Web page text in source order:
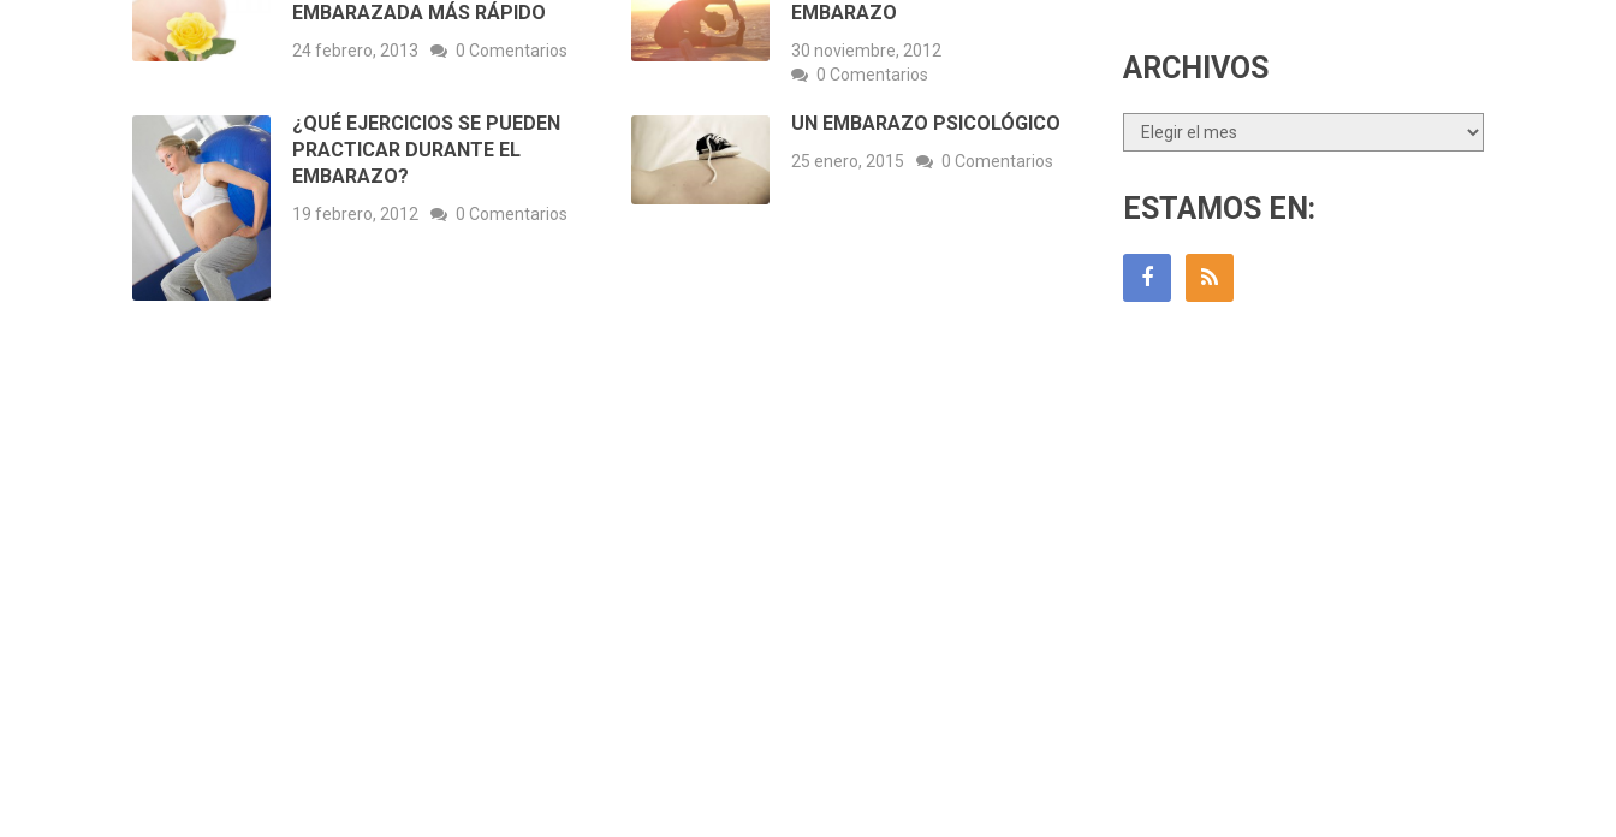
EMBARAZADA MÁS RÁPIDO
24 febrero, 2013 0 Comentarios
EMBARAZO
30 noviembre, 2012
0 Comentarios
¿QUÉ EJERCICIOS SE PUEDEN
PRACTICAR DURANTE EL
EMBARAZO?
19 febrero, 2012 0 Comentarios
UN EMBARAZO PSICOLÓGICO
25 enero, 2015 0 Comentarios
ARCHIVOS
Archivos
ESTAMOS EN: